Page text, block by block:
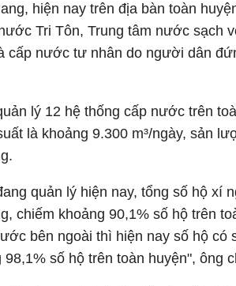
hiện nay trên địa bàn toàn
Tri Tôn, Trung tâm nước sạch
cấp nước tư nhân do người dân
lý 12 hệ thống cấp nước trên
là khoảng 9.300 m³/ngày, sản
quản lý hiện nay, tổng số hộ xí
chiếm khoảng 90,1% số hộ trên
bên ngoài thì hiện nay số hộ có
số hộ trên toàn huyện", ông